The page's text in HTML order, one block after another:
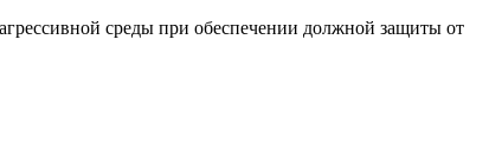
среды при обеспечении должной защиты от